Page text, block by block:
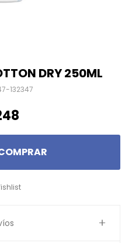
DRY 250ML
132347